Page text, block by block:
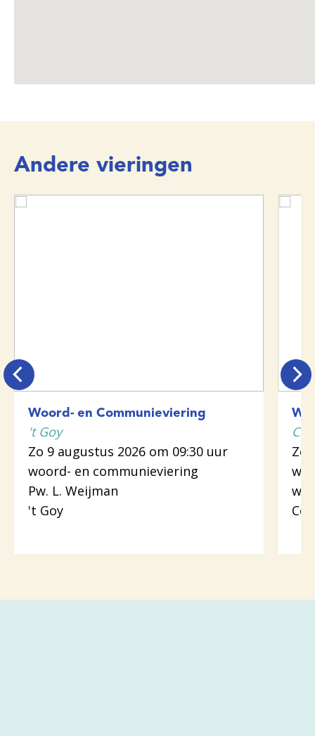
Andere vieringen
Woord- en Communieviering
't Goy
Zo 9 augustus 2026 om 09:30 uur
woord- en communieviering
Pw. L. Weijman
't Goy
Zo